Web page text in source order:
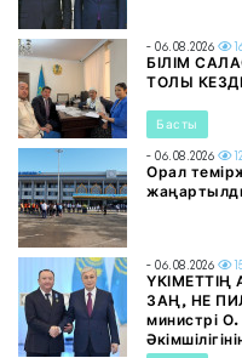
- 06.08.2026
БІЛІМ
ТОЛЫ
Басты
- 06.08.2026
Орал
- 06.08.2026
ЗАҢ, НЕ
министрі